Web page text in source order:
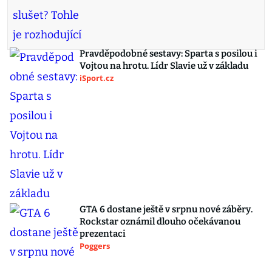
Pravděpodobné sestavy: Sparta s posilou i
Vojtou na hrotu. Lídr Slavie už v základu
iSport.cz
GTA 6 dostane ještě v srpnu nové záběry.
Rockstar oznámil dlouho očekávanou
prezentaci
Poggers